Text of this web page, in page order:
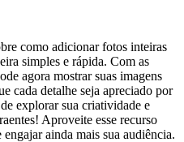
⁣como adicionar fotos​ inteiras
simples e rápida.​ Com as
agora mostrar suas imagens
cada detalhe ⁢seja​ apreciado por
explorar sua criatividade ⁢e⁢
Aproveite esse recurso
ainda mais sua audiência.